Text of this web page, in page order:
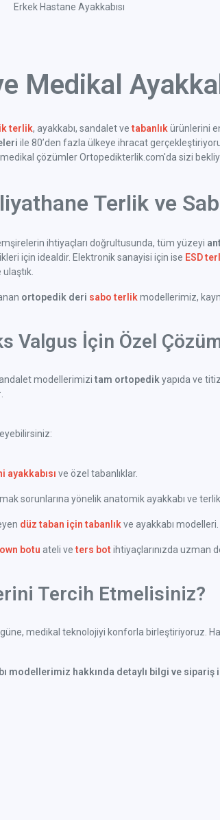
Erkek Hastane Ayakkabısı
Medikal
terlik, ayakkabı, sandalet vetabanlık ürünlerini
ile 80’den fazla ülkeye ihracat
medikal çözümler Ortopedikterlik.com'da sizi
Terlik ve
ihtiyaçları doğrultusunda, tüm yüzeyi
için idealdir. Elektronik sanayisi için ise ESD
ortopedik deri sabo terlik modellerimiz,
Valgus İçin Özel
modellerimizi tam ortopedik yapıda ve
ayakkabısı ve özel tabanlıklar.
sorunlarına yönelik anatomik ayakkabı ve
düz taban için tabanlık ve ayakkabı modelleri.
botu ateli veters bot ihtiyaçlarınızda uzman
Tercih Etmelisiniz?
medikal teknolojiyi konforla birleştiriyoruz.
modellerimiz hakkında detaylı bilgi ve